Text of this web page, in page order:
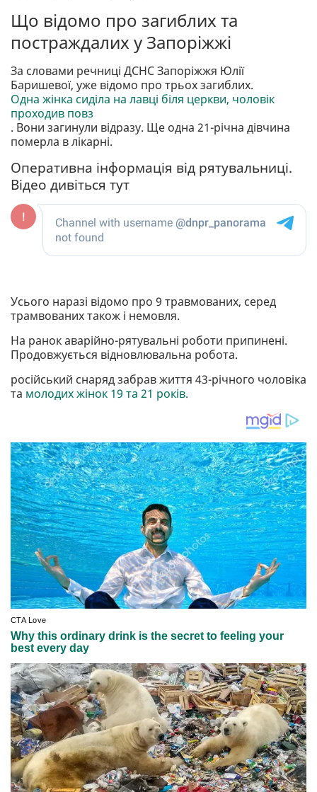
Що відомо про загиблих та
постраждалих у Запоріжжі
За словами речниці ДСНС Запоріжжя Юлії
Баришевої, уже відомо про трьох загиблих.
Одна жінка сиділа на лавці біля церкви, чоловік
проходив повз
. Вони загинули відразу. Ще одна 21-річна дівчина
померла в лікарні.
Оперативна інформація від рятувальниці.
Відео дивіться тут
Усього наразі відомо про 9 травмованих, серед
трамвованих також і немовля.
На ранок аварійно-рятувальні роботи припинені.
Продовжується відновлювальна робота.
російський снаряд забрав життя 43-річного чоловіка
та молодих жінок 19 та 21 років.